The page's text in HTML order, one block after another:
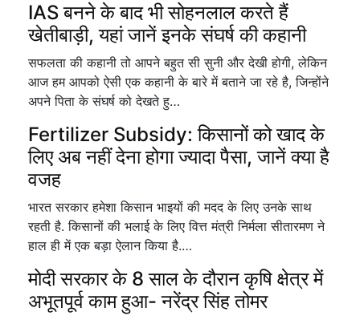
IAS बनने के बाद भी सोहनलाल करते हैं
खेतीबाड़ी, यहां जानें इनके संघर्ष की कहानी
सफलता की कहानी तो आपने बहुत सी सुनी और देखी होगी, लेकिन
आज हम आपको ऐसी एक कहानी के बारे में बताने जा रहे है, जिन्होंने
अपने पिता के संघर्ष को देखते हु…
Fertilizer Subsidy: किसानों को खाद के
लिए अब नहीं देना होगा ज्यादा पैसा, जानें क्या है
वजह
भारत सरकार हमेशा किसान भाइयों की मदद के लिए उनके साथ
रहती है. किसानों की भलाई के लिए वित्त मंत्री निर्मला सीतारमण ने
हाल ही में एक बड़ा ऐलान किया है.…
मोदी सरकार के 8 साल के दौरान कृषि क्षेत्र में
अभूतपूर्व काम हुआ- नरेंद्र सिंह तोमर